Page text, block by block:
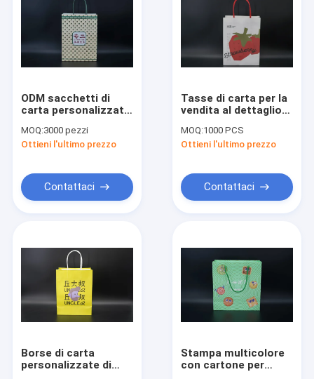
Prodotti
Circa noi
Giro della fabbrica
ODM sacchetti di
carta personalizzati
sacchetto di carta
da asporto
MOQ:3000 pezzi
Ottieni l'ultimo prezzo
Contattaci
Tasse di carta per la
vendita al dettaglio
sconto Tasse da
shopping in cartone
MOQ:1000 PCS
Ottieni l'ultimo prezzo
Contattaci
Borse di carta
personalizzate di
Stampa multicolore
con cartone per